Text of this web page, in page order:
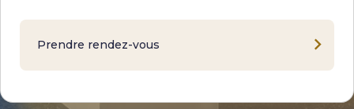
Prendre rendez-vous